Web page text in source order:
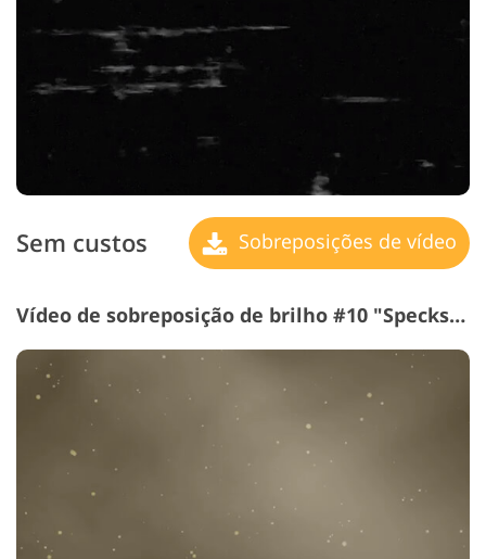
Sem custos Sobreposições de vídeo
Vídeo de sobreposição de brilho #10 "Specks de Light"